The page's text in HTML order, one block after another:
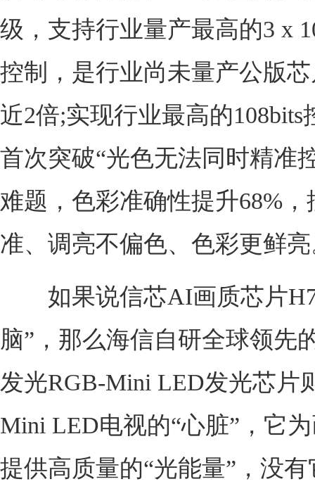
级，支持行业量产最高的3 x
控制，是行业尚未量产公版
近2倍;实现行业最高的108bits
首次突破“光色无法同时精准
难题，色彩准确性提升68%，
准、调亮不偏色、色彩更鲜
如果说信芯AI画质芯片H7
脑”，那么海信自研全球领先
发光RGB-Mini LED发光芯片
Mini LED电视的“心脏”，它
提供高质量的“光能量”，没